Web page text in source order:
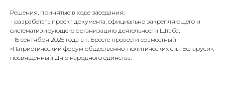
Решения, принятые в ходе заседания:
- разработать проект документа, официально закрепляющего и
систематизирующего организацию деятельности Штаба;
- 15 сентября 2025 года в г. Бресте провести совместный
«Патриотический форум общественно-политических сил Беларуси»,
посвященный Дню народного единства.